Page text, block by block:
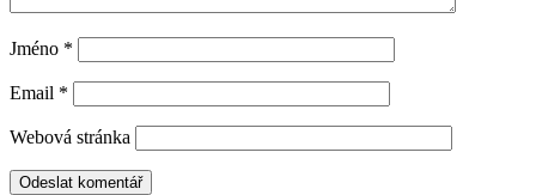
Jméno *
Email *
Webová stránka